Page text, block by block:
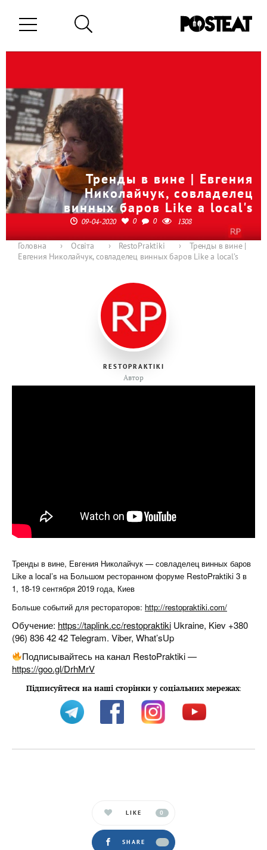
Тренды в вине | Евгения
Николайчук, совладелец
винных баров Like a local's
09-04-2020 0 0 1308
Головна › Освіта › RestoPraktiki ›
Тренды в вине |
Евгения Николайчук, совладелец винных баров Like a local’s
RESTOPRAKTIKI
Автор
Тренды в вине, Евгения Николайчук — совладелец винных баров
Like a local’s на Большом ресторанном форуме RestoPraktiki 3 в
1, 18-19 сентября 2019 года, Киев
Больше событий для рестораторов: http://restopraktiki.com/
Обучение: https://taplink.cc/restopraktiki Ukraine, Kiev +380
(96) 836 42 42 Telegram. Viber, What’sUp
Подписывайтесь на канал RestoPraktiki —
https://goo.gl/DrhMrV
Підписуйтеся на наші сторінки у соціальних мережах:
LIKE 0
SHARE